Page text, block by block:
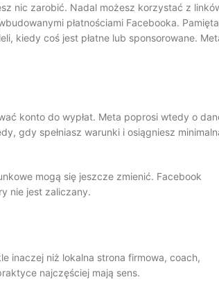
nic zarobić. Nadal możesz korzystać z
płatnościami Facebooka.
kiedy coś jest płatne lub sponsorowane.
konto do wypłat. Meta poprosi wtedy o
gdy spełniasz warunki i osiągniesz
mogą się jeszcze zmienić. Facebook
nie jest zaliczany.
inaczej niż lokalna strona firmowa, coach,
najczęściej mają sens.